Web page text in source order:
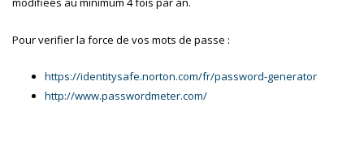
Pour verifier la force de vos mots de passe :
https://identitysafe.norton.com/fr/password-generator
http://www.passwordmeter.com/